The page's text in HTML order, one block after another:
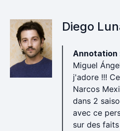
Diego
Annotation
Miguel
j'adore !!!
Narcos
dans 2
avec ce
sur des